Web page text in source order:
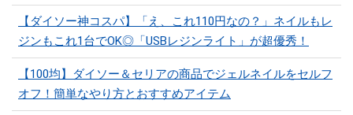
【ダイソー神コスパ】「え、これ110円なの？」ネイルもレ
ジンもこれ1台でOK◎「USBレジンライト」が超優秀！
【100均】ダイソー＆セリアの商品でジェルネイルをセルフ
オフ！簡単なやり方とおすすめアイテム